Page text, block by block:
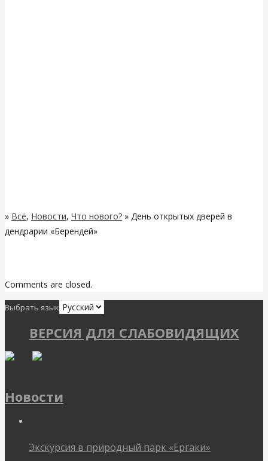
» Всё, Новости, Что нового? » День открытых дверей в
дендрарии «Берендей»
Comments are closed.
Выбрать язык
ВЕРСИЯ ДЛЯ СЛАБОВИДЯЩИХ
Новости
Экскурсия в природный парк «Ергаки»